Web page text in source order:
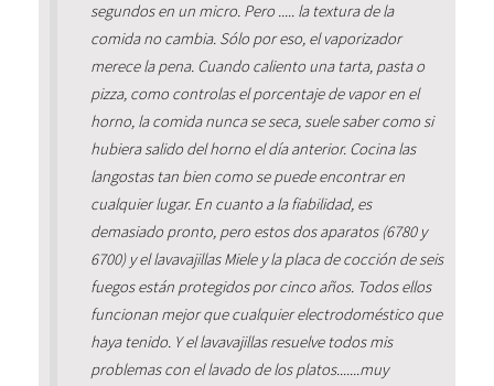
segundos en un micro. Pero ..... la textura de la
comida no cambia. Sólo por eso, el vaporizador
merece la pena. Cuando caliento una tarta, pasta o
pizza, como controlas el porcentaje de vapor en el
horno, la comida nunca se seca, suele saber como si
hubiera salido del horno el día anterior. Cocina las
langostas tan bien como se puede encontrar en
cualquier lugar. En cuanto a la fiabilidad, es
demasiado pronto, pero estos dos aparatos (6780 y
6700) y el lavavajillas Miele y la placa de cocción de seis
fuegos están protegidos por cinco años. Todos ellos
funcionan mejor que cualquier electrodoméstico que
haya tenido. Y el lavavajillas resuelve todos mis
problemas con el lavado de los platos.......muy